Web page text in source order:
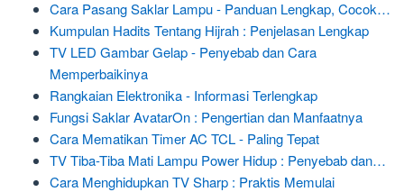
Cara Pasang Saklar Lampu - Panduan Lengkap, Cocok…
Kumpulan Hadits Tentang Hijrah : Penjelasan Lengkap
TV LED Gambar Gelap - Penyebab dan Cara
Memperbaikinya
Rangkaian Elektronika - Informasi Terlengkap
Fungsi Saklar AvatarOn : Pengertian dan Manfaatnya
Cara Mematikan Timer AC TCL - Paling Tepat
TV Tiba-Tiba Mati Lampu Power Hidup : Penyebab dan…
Cara Menghidupkan TV Sharp : Praktis Memulai